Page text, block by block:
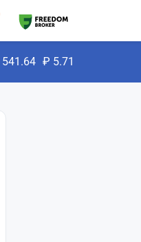
541.64 ₽ 5.71